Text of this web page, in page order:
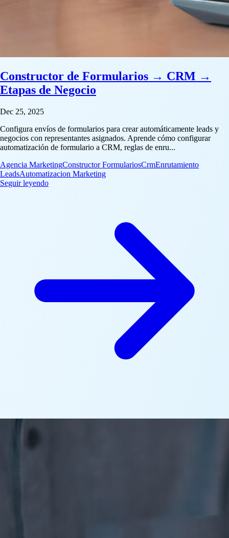
Constructor de Formularios → CRM →
Etapas de Negocio
Dec 25, 2025
Configura envíos de formularios para crear automáticamente leads y
negocios con representantes asignados. Aprende cómo configurar
automatización de formulario a CRM, reglas de enru...
Agencia MarketingConstructor FormulariosCrmEnrutamiento
LeadsAutomatizacion Marketing
Seguir leyendo: Constructor de Formularios → CRM → Etapas de